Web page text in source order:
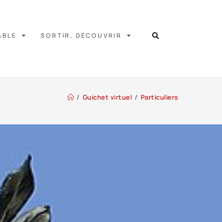
SORTIR, DÉCOUVRIR
/ Guichet virtuel / Particuliers